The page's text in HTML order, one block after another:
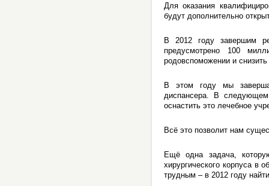
Для оказания
будут дополнительно
В 2012 году завершим
предусмотрено 100
родовспоможении и
В этом году мы
диспансера. В
оснастить это лечебное
Всё это позволит нам
Ещё одна задача,
хирургического корпуса в
трудным – в 2012 году